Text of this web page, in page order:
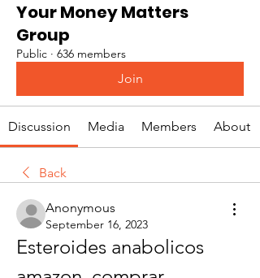
Your Money Matters
Group
Public · 636 members
Join
Discussion Media Members About
Back
Anonymous
September 16, 2023
Esteroides anabolicos